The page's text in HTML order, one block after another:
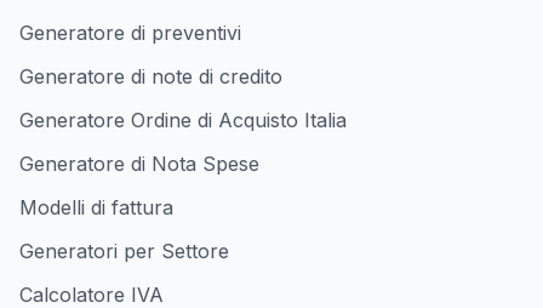
Generatore di preventivi
Generatore di note di credito
Generatore Ordine di Acquisto Italia
Generatore di Nota Spese
Modelli di fattura
Generatori per Settore
Calcolatore IVA